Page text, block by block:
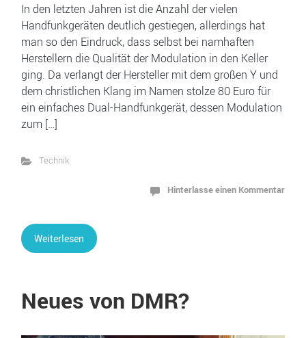
In den letzten Jahren ist die Anzahl der vielen
Handfunkgeräten deutlich gestiegen, allerdings hat
man so den Eindruck, dass selbst bei namhaften
Herstellern die Qualität der Modulation in den Keller
ging. Da verlangt der Hersteller mit dem großen Y und
dem christlichen Klang im Namen stolze 80 Euro für
ein einfaches Dual-Handfunkgerät, dessen Modulation
zum […]
Technik
Hinterlasse einen Kommentar
Weiterlesen
Neues von DMR?